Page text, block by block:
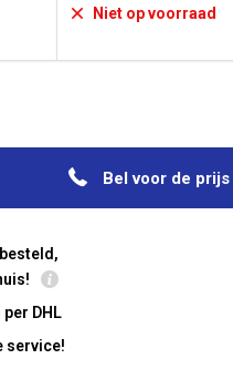
Niet op voorraad
Bel voor de prijs
DHL
service!